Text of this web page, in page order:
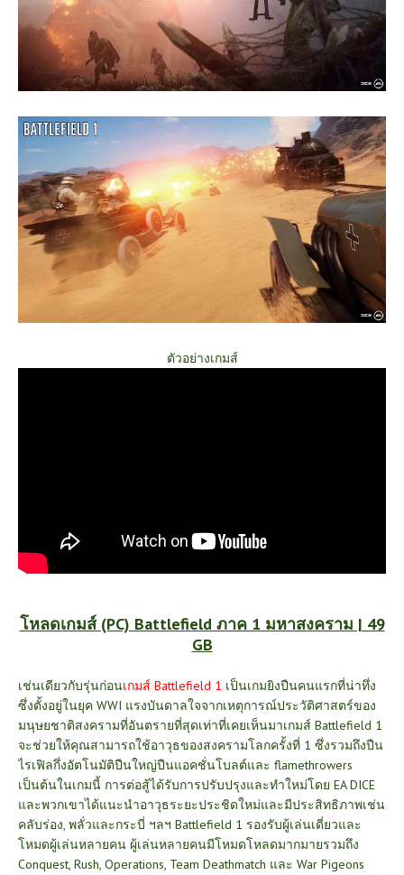
ตัวอย่างเกมส์
โหลดเกมส์ (PC) Battlefield ภาค 1 มหาสงคราม | 49
GB
เช่นเดียวกับรุ่นก่อนเกมส์ Battlefield 1 เป็นเกมยิงปืนคนแรกที่น่าทึ่ง
ซึ่งตั้งอยู่ในยุค WWI แรงบันดาลใจจากเหตุการณ์ประวัติศาสตร์ของ
มนุษยชาติสงครามที่อันตรายที่สุดเท่าที่เคยเห็นมาเกมส์ Battlefield 1
จะช่วยให้คุณสามารถใช้อาวุธของสงครามโลกครั้งที่ 1 ซึ่งรวมถึงปืน
ไรเฟิลกึ่งอัตโนมัติปืนใหญ่ปืนแอคชั่นโบลต์และ flamethrowers
เป็นต้นในเกมนี้ การต่อสู้ได้รับการปรับปรุงและทำใหม่โดย EA DICE
และพวกเขาได้แนะนำอาวุธระยะประชิดใหม่และมีประสิทธิภาพเช่น
คลับร่อง, พลั่วและกระบี่ ฯลฯ Battlefield 1 รองรับผู้เล่นเดี่ยวและ
โหมดผู้เล่นหลายคน ผู้เล่นหลายคนมีโหมดโหลดมากมายรวมถึง
Conquest, Rush, Operations, Team Deathmatch และ War Pigeons